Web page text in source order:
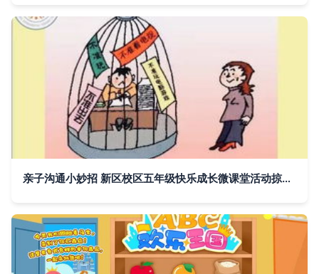
亲子沟通小妙招 新区校区五年级快乐成长微课堂活动掠影，三醒亲子成长同行